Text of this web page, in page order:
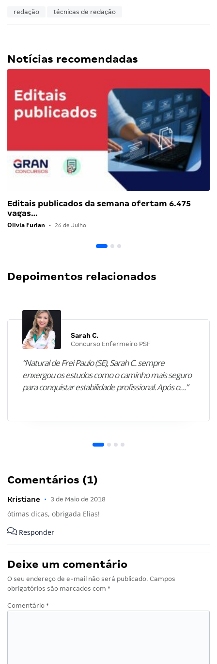
redação técnicas de redação
Notícias recomendadas
Editais publicados da semana ofertam 6.475
vagas…
Olivia Furlan • 26 de Julho
Depoimentos relacionados
Sarah C.
Concurso Enfermeiro PSF
“Natural de Frei Paulo (SE), Sarah C. sempre
enxergou os estudos como o caminho mais seguro
para conquistar estabilidade profissional. Após o…”
Comentários (1)
Kristiane • 3 de Maio de 2018
ótimas dicas, obrigada Elias!
Responder
Deixe um comentário
O seu endereço de e-mail não será publicado. Campos
obrigatórios são marcados com *
Comentário *